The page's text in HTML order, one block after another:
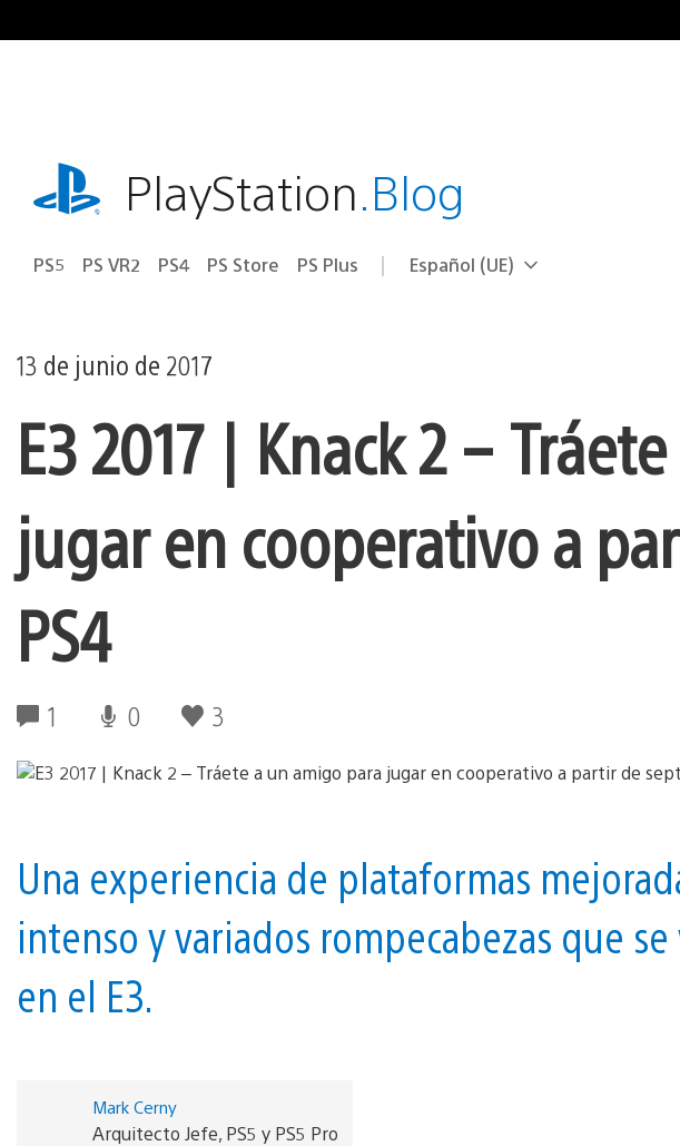
al
playstation.comPlayStation.Blog
PS5 PS VR2 PS4 PS Store PS Plus Selecciona
Región
Español (UE)
13 de junio de 2017
E3 2017 | Knack 2 –
jugar en cooperativo a
PS4
1 0 3
Una experiencia de plataformas
intenso y variados rompecabezas que
en el E3.
Mark Cerny
Arquitecto Jefe, PS5 y PS5 Pro